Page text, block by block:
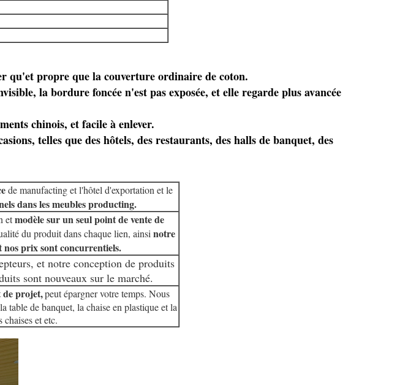
qu'et propre que la couverture ordinaire de coton.
la bordure foncée n'est pas exposée, et elle regarde plus avancée
chinois, et facile à enlever.
telles que des hôtels, des restaurants, des halls de banquet, des
de manufacting et l'hôtel d'exportation et le
dans les meubles producting.
etmodèle sur un seul point de vente de
du produit dans chaque lien, ainsi notre
prix sont concurrentiels.
et notre conception de produits
sont nouveaux sur le marché.
de projet,peut épargner votre temps. Nous
table de banquet, la chaise en plastique et la
chaises et etc.